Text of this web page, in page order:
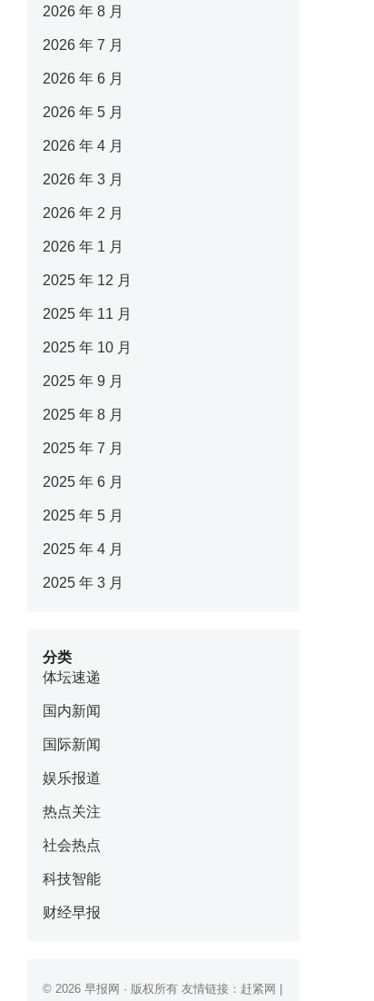
2026 年 8 月
2026 年 7 月
2026 年 6 月
2026 年 5 月
2026 年 4 月
2026 年 3 月
2026 年 2 月
2026 年 1 月
2025 年 12 月
2025 年 11 月
2025 年 10 月
2025 年 9 月
2025 年 8 月
2025 年 7 月
2025 年 6 月
2025 年 5 月
2025 年 4 月
2025 年 3 月
分类
体坛速递
国内新闻
国际新闻
娱乐报道
热点关注
社会热点
科技智能
财经早报
© 2026 早报网 · 版权所有 友情链接： 赶紧网